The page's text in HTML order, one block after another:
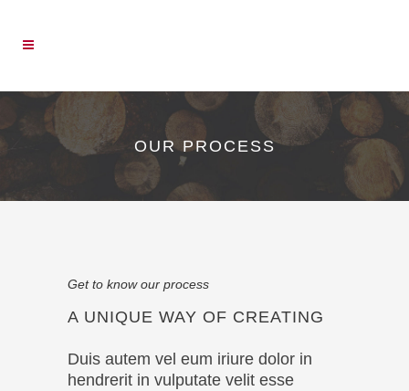
OUR PROCESS
Get to know our process
A UNIQUE WAY OF CREATING
Duis autem vel eum iriure dolor in
hendrerit in vulputate velit esse